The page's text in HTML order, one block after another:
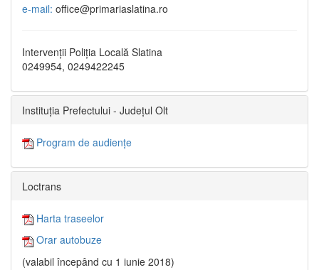
e-mail: office@primariaslatina.ro
Intervenții Poliția Locală Slatina
0249954, 0249422245
Instituția Prefectului - Județul Olt
Program de audiențe
Loctrans
Harta traseelor
Orar autobuze
(valabil începând cu 1 iunie 2018)